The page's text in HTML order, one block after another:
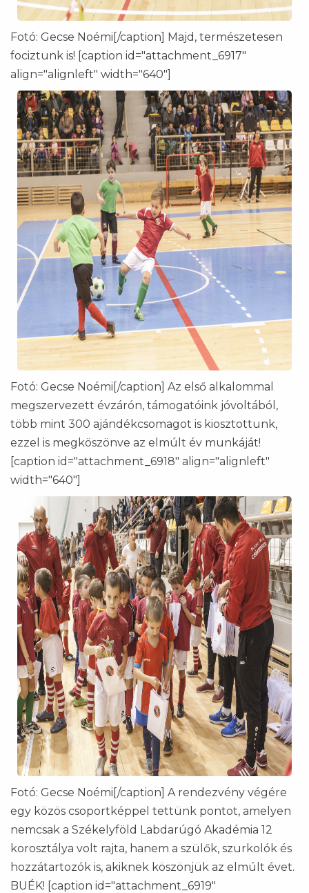
Fotó: Gecse Noémi[/caption] Majd, természetesen
fociztunk is! [caption id="attachment_6917"
align="alignleft" width="640"]
Fotó: Gecse Noémi[/caption] Az első alkalommal
megszervezett évzárón, támogatóink jóvoltából,
több mint 300 ajándékcsomagot is kiosztottunk,
ezzel is megköszönve az elmúlt év munkáját!
[caption id="attachment_6918" align="alignleft"
width="640"]
Fotó: Gecse Noémi[/caption] A rendezvény végére
egy közös csoportképpel tettünk pontot, amelyen
nemcsak a Székelyföld Labdarúgó Akadémia 12
korosztálya volt rajta, hanem a szülők, szurkolók és
hozzátartozók is, akiknek köszönjük az elmúlt évet.
BUÉK! [caption id="attachment_6919"